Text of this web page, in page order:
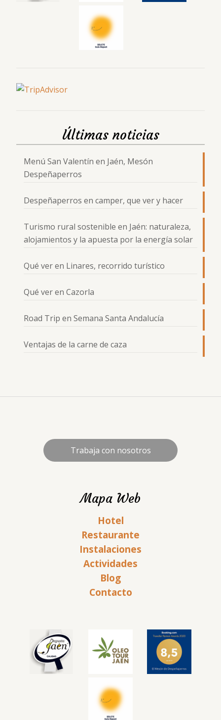
Últimas noticias
Menú San Valentín en Jaén, Mesón
Despeñaperros
Despeñaperros en camper, que ver y hacer
Turismo rural sostenible en Jaén: naturaleza,
alojamientos y la apuesta por la energía solar
Qué ver en Linares, recorrido turístico
Qué ver en Cazorla
Road Trip en Semana Santa Andalucía
Ventajas de la carne de caza
Trabaja con nosotros
Mapa Web
Hotel
Restaurante
Instalaciones
Actividades
Blog
Contacto